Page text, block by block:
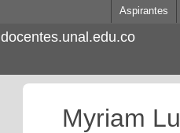
Aspirantes
docentes.unal.edu.co
Myriam